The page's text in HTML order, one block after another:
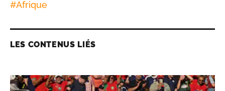
#Afrique
LES CONTENUS LIÉS